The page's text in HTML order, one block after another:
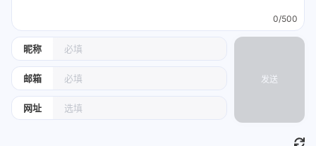
昵称
邮箱
网址
0/500
发送